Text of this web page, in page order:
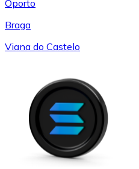
Oporto
Braga
Viana do Castelo